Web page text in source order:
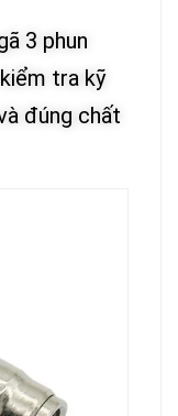
3 phun
tra kỹ
đúng chất